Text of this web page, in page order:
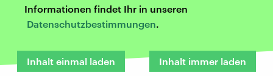
Informationen findet Ihr in unseren
Datenschutzbestimmungen.
Inhalt einmal laden Inhalt immer laden